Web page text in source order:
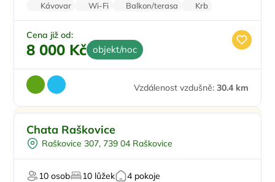
Kávovar Wi-Fi Balkon/terasa
Krb
Pračka
Cena již od:
8 000 Kč objekt/noc
Vzdálenost vzdušně: 30.4 km
Chata Raškovice
Raškovice 307, 739 04 Raškovice
10 osob 10 lůžek 4 pokoje